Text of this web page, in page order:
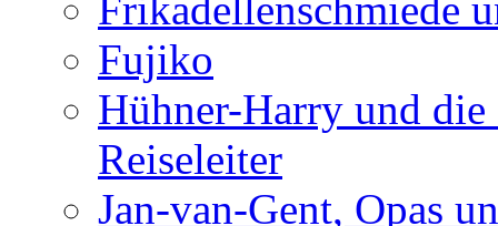
Fujiko
Hühner-Harry und die
Reiseleiter
Jan-van-Gent, Opas